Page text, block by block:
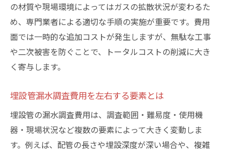
の材質や現場環境によってはガスの拡散状況が変わるた
め、専門業者による適切な手順の実施が重要です。費用
面では一時的な追加コストが発生しますが、無駄な工事
や二次被害を防ぐことで、トータルコストの削減に大き
く寄与します。
埋設管漏水調査費用を左右する要素とは
埋設管の漏水調査費用は、調査範囲・難易度・使用機
器・現場状況など複数の要素によって大きく変動しま
す。例えば、配管の長さや埋設深度が深い場合や、複雑